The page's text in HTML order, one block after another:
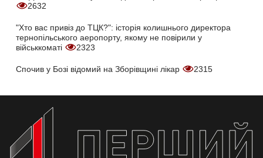
2632
"Хто вас привіз до ТЦК?": історія колишнього директора
тернопільського аеропорту, якому не повірили у
військкоматі
2323
Спочив у Бозі відомий на Зборівщині лікар 2315